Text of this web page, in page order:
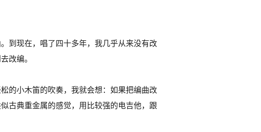
到现在，唱了四十多年，我几乎从来没有改
改编。
的小木笛的吹奏，我就会想：如果把编曲改
古典重金属的感觉，用比较强的电吉他，跟